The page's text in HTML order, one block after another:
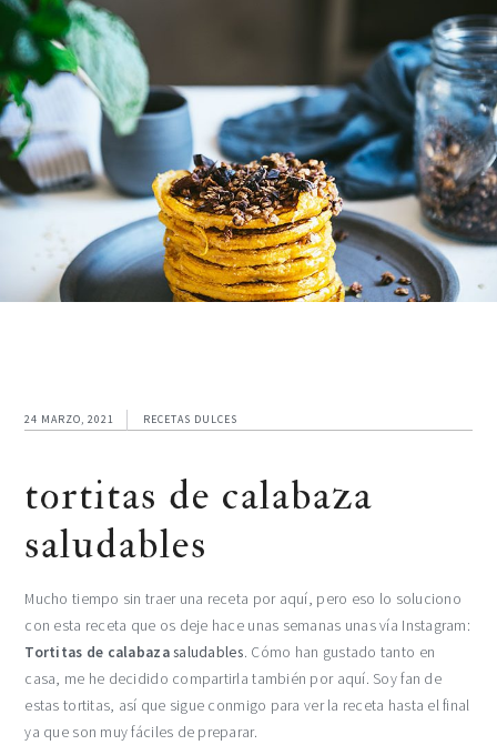
24 MARZO, 2021 RECETAS DULCES
tortitas de calabaza
saludables
Mucho tiempo sin traer una receta por aquí, pero eso lo soluciono
con esta receta que os deje hace unas semanas unas vía Instagram:
Tortitas de calabazasaludables. Cómo han gustado tanto en
casa, me he decidido compartirla también por aquí. Soy fan de
estas tortitas, así que sigue conmigo para ver la receta hasta el final
ya que son muy fáciles de preparar.